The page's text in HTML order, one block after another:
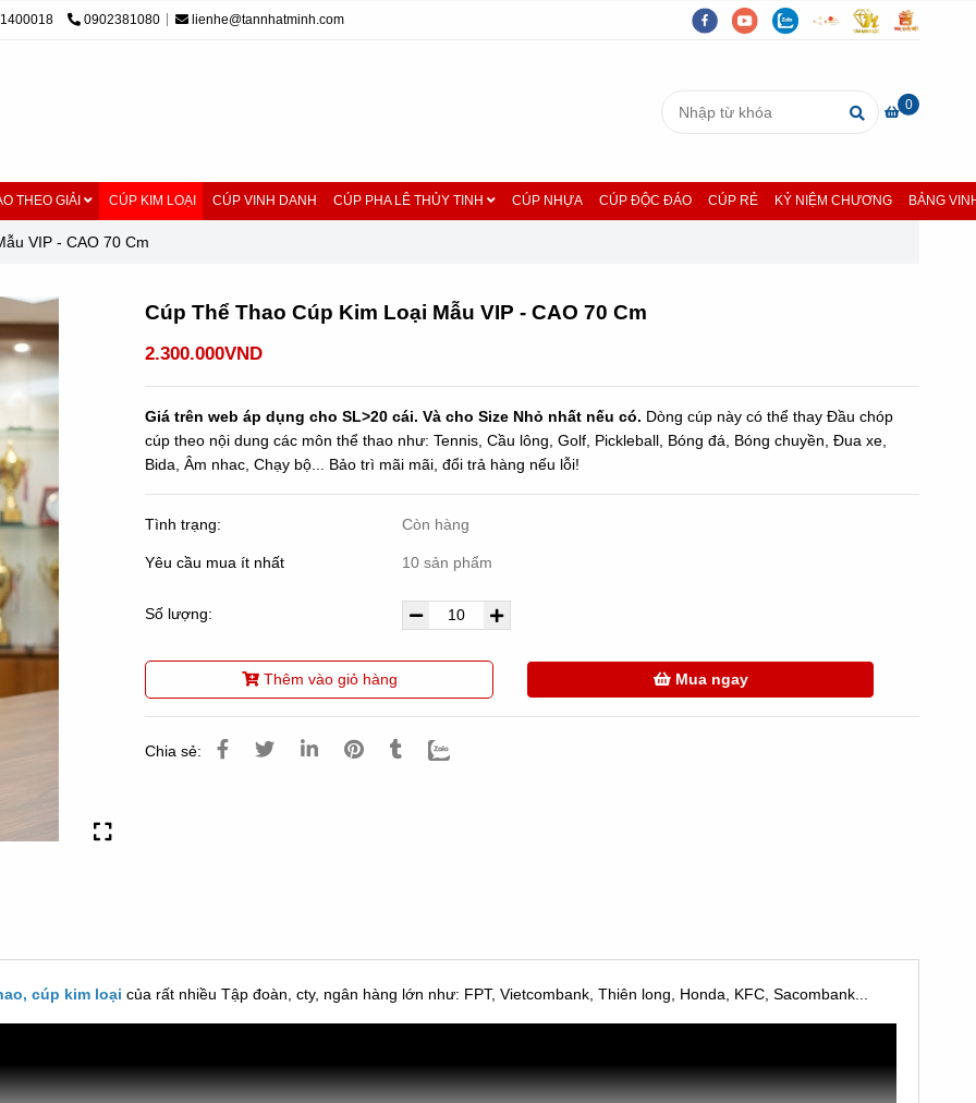
0902381080 lienhe@tannhatminh.com
0
THEO GIẢI CÚP KIM LOẠI CÚP VINH DANH CÚP PHA LÊ THỦY TINH CÚP NHỰA CÚP ĐỘC ĐÁO CÚP RẺ KỶ NIỆM CHƯƠNG BẢNG
VIP - CAO 70 Cm
Cúp Thể Thao Cúp Kim Loại Mẫu VIP - CAO 70 Cm
2.300.000VND
Giá trên web áp dụng cho SL>20 cái. Và cho Size Nhỏ nhất nếu có. Dòng cúp này có thể thay Đầu chóp
cúp theo nội dung các môn thể thao như: Tennis, Cầu lông, Golf, Pickleball, Bóng đá, Bóng chuyền, Đua xe,
Bida, Âm nhac, Chạy bộ... Bảo trì mãi mãi, đổi trả hàng nếu lỗi!
Tình trạng: Còn hàng
Yêu cầu mua ít nhất 10 sản phẩm
Số lượng:
Thêm vào giỏ hàng Mua ngay
Chia sẻ:
cúp kim loại của rất nhiều Tập đoàn, cty, ngân hàng lớn như: FPT, Vietcombank, Thiên long, Honda, KFC, Sacombank...